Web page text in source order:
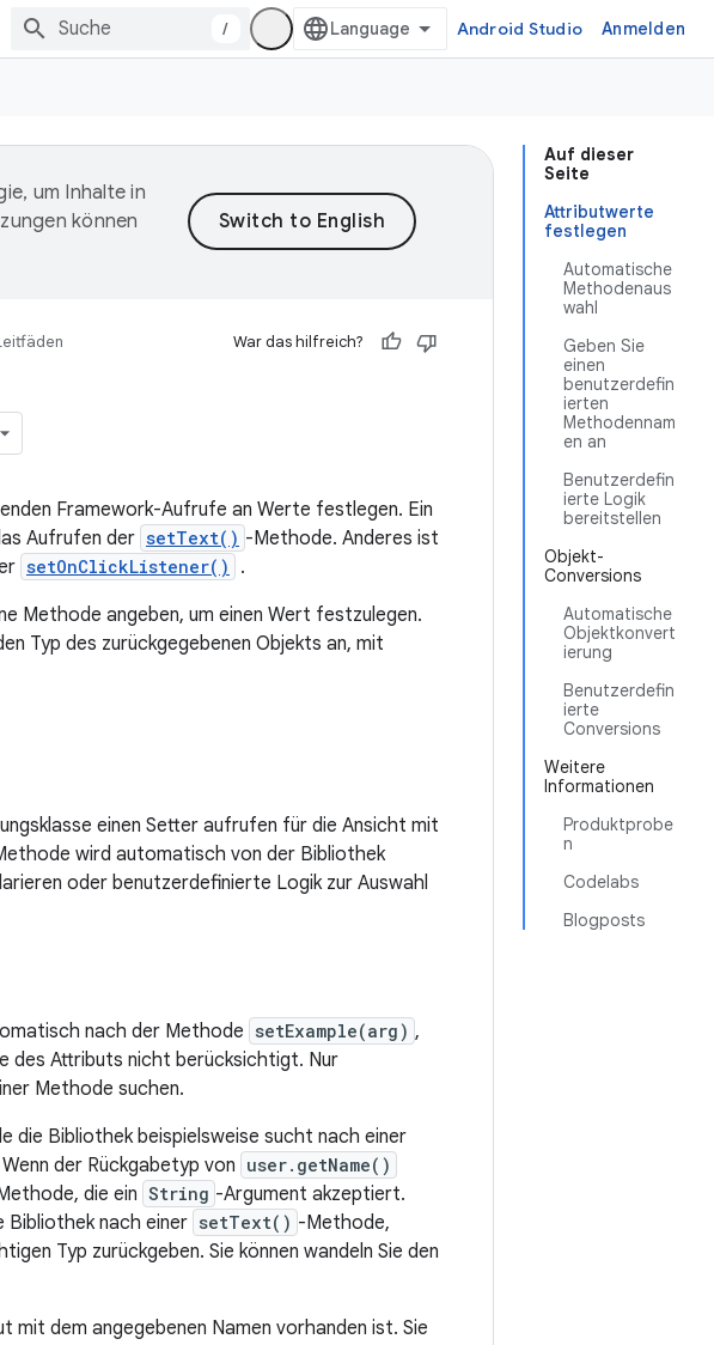
/ Android Studio Anmelden
Auf dieser
Seite
Attributwerte
festlegen
Automatische
Methodenaus
wahl
Geben Sie
einen
benutzerdefin
ierten
Methodennam
en an
Benutzerdefin
ierte Logik
bereitstellen
Objekt-
Conversions
Automatische
Objektkonvert
ierung
Benutzerdefin
ierte
Conversions
Weitere
Informationen
Produktprobe
n
Codelabs
Blogposts
um Inhalte in
können
War das hilfreich?
Framework-Aufrufe an Werte festlegen. Ein
Aufrufen der setText() -Methode. Anderes ist
setOnClickListener()
.
Methode angeben, um einen Wert festzulegen.
Typ des zurückgegebenen Objekts an, mit
einen Setter aufrufen für die Ansicht mit
wird automatisch von der Bibliothek
oder benutzerdefinierte Logik zur Auswahl
nach der Methode setExample(arg) ,
des Attributs nicht berücksichtigt. Nur
Methode suchen.
die Bibliothek beispielsweise sucht nach einer
Wenn der Rückgabetyp von user.getName()
die ein String -Argument akzeptiert.
Bibliothek nach einer setText() -Methode,
Typ zurückgeben. Sie können wandeln Sie den
mit dem angegebenen Namen vorhanden ist. Sie